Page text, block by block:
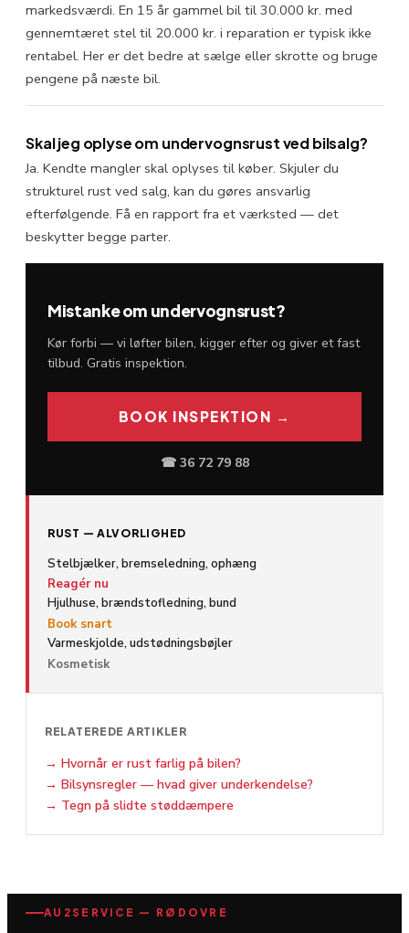
markedsværdi. En 15 år gammel bil til 30.000 kr. med
gennemtæret stel til 20.000 kr. i reparation er typisk ikke
rentabel. Her er det bedre at sælge eller skrotte og bruge
pengene på næste bil.
Skal jeg oplyse om undervognsrust ved bilsalg?
Ja. Kendte mangler skal oplyses til køber. Skjuler du
strukturel rust ved salg, kan du gøres ansvarlig
efterfølgende. Få en rapport fra et værksted — det
beskytter begge parter.
Mistanke om undervognsrust?
Kør forbi — vi løfter bilen, kigger efter og giver et fast
tilbud. Gratis inspektion.
BOOK INSPEKTION →
☎ 36 72 79 88
RUST — ALVORLIGHED
Stelbjælker, bremseledning, ophæng
Reagér nu
Hjulhuse, brændstofledning, bund
Book snart
Varmeskjolde, udstødningsbøjler
Kosmetisk
RELATEREDE ARTIKLER
→ Hvornår er rust farlig på bilen?
→ Bilsynsregler — hvad giver underkendelse?
→ Tegn på slidte støddæmpere
AU2SERVICE — RØDOVRE